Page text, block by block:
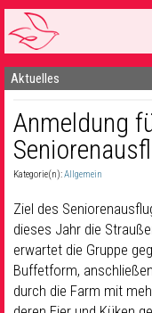
Startseite
1 Pfarrei
16 Gemeinden & mehr
Sakramente & Feste
Gemeinschaft &
Musik& Kultur
Aktuelles
Anmeldung
Kategorie(n):Allgemein
Ziel des
dieses Jahr die
erwartet die Gruppe
Buffetform,
durch die Farm mit